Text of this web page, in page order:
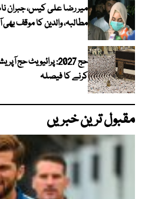
میر رضا علی کیس، جبران
مطالبہ، والدین کا موقف بھی
حج 2027: پرائیویٹ
کرنے کا فیصلہ
مقبول ترین خبریں